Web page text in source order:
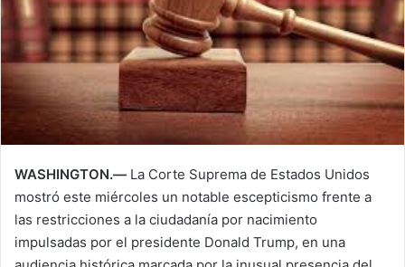
WASHINGTON.— La Corte Suprema de Estados Unidos
mostró este miércoles un notable escepticismo frente a
las restricciones a la ciudadanía por nacimiento
impulsadas por el presidente Donald Trump, en una